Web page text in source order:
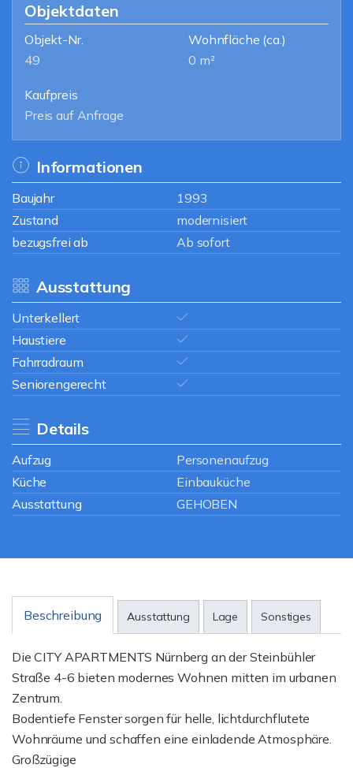
Objektdaten
Objekt-Nr.
49
Wohnfläche (ca.)
0 m²
Kaufpreis
Preis auf Anfrage
Informationen
Baujahr
1993
Zustand
modernisiert
bezugsfrei ab
Ab sofort
Ausstattung
Unterkellert
Haustiere
Fahrradraum
Seniorengerecht
Details
Aufzug
Personenaufzug
Küche
Einbauküche
Ausstattung
GEHOBEN
Beschreibung Ausstattung Lage Sonstiges
Die CITY APARTMENTS Nürnberg an der Steinbühler
Straße 4-6 bieten modernes Wohnen mitten im urbanen
Zentrum.
Bodentiefe Fenster sorgen für helle, lichtdurchflutete
Wohnräume und schaffen eine einladende Atmosphäre.
Großzügige